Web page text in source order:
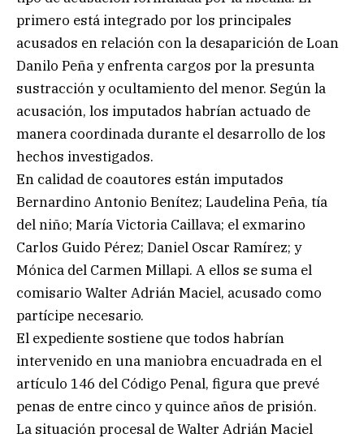
primero está integrado por los principales
acusados en relación con la desaparición de Loan
Danilo Peña y enfrenta cargos por la presunta
sustracción y ocultamiento del menor. Según la
acusación, los imputados habrían actuado de
manera coordinada durante el desarrollo de los
hechos investigados.
En calidad de coautores están imputados
Bernardino Antonio Benítez; Laudelina Peña, tía
del niño; María Victoria Caillava; el exmarino
Carlos Guido Pérez; Daniel Oscar Ramírez; y
Mónica del Carmen Millapi. A ellos se suma el
comisario Walter Adrián Maciel, acusado como
partícipe necesario.
El expediente sostiene que todos habrían
intervenido en una maniobra encuadrada en el
artículo 146 del Código Penal, figura que prevé
penas de entre cinco y quince años de prisión.
La situación procesal de Walter Adrián Maciel